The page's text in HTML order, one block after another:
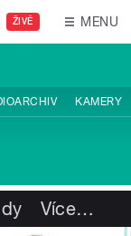
ŽIVĚ MENU
KAMERY
Více…